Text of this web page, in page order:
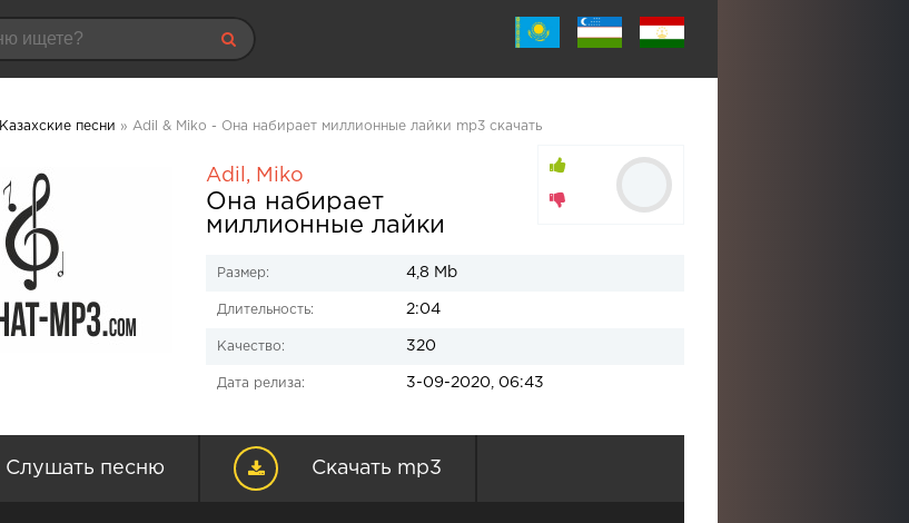
Казахские песни » Adil & Miko - Она набирает миллионные лайки mp3 скачать
Adil , Miko
Она набирает
миллионные лайки
Размер: 4,8 Mb
Длительность: 2:04
Качество: 320
Дата релиза: 3-09-2020, 06:43
Слушать песню Скачать mp3